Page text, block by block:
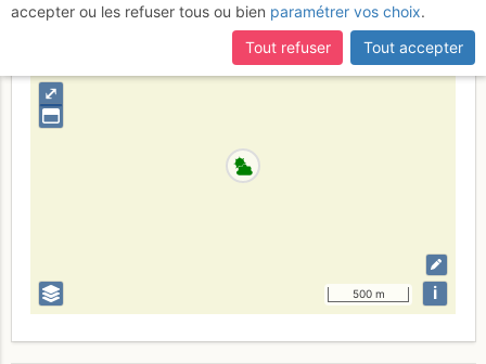
⤢
500 m i
accepter ou les refuser tous ou bien paramétrer vos choix.
Tout refuser
Tout accepter